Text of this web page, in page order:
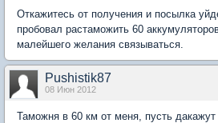
Откажитесь от получения и посылка
пробовал растаможить 60
малейшего желания связываться.
Pushistik87
08 Июн 2012
Таможня в 60 км от меня, пусть